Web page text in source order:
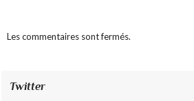
Les commentaires sont fermés.
Twitter